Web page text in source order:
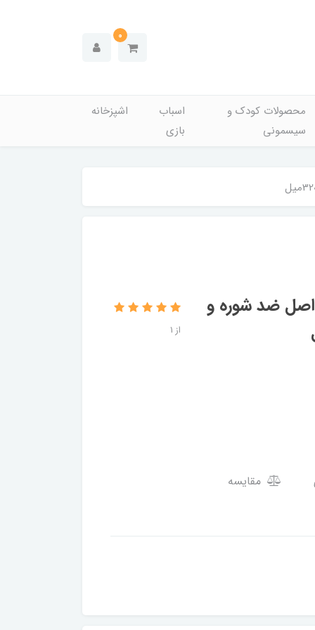
0
محصولات کودک و
سیسمونی
اسباب
بازی
اشپزخانه
شامپو کلیر تایلندی ANTI-HAIRFALL اصل ضد شوره و
از 1
مقایسه